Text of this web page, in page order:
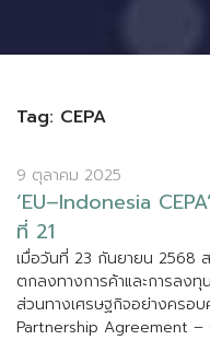
Tag: CEPA
9 ตุลาคม 2025
‘EU–Indonesia CEPA’
ท 21
เมอวนท 23 กนยายน 2568 ส
ตกลงทางการคาและการลงทน
สวนทางเศรษฐกจอยางครอบ
Partnership Agreement –